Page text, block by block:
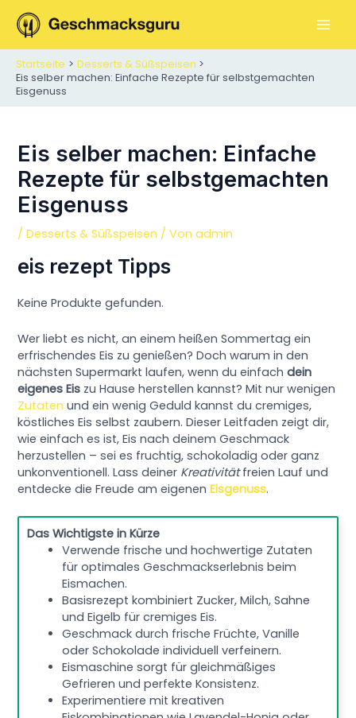
Inhalt
springen
M
Startseite
Desserts & Süßspeisen
Eis selber machen: Einfache Rezepte für selbstgemachten
Eisgenuss
Eis selber machen: Einfache
Rezepte für selbstgemachten
Eisgenuss
/Desserts & Süßspeisen / Vonadmin
eis rezept Tipps
Keine Produkte gefunden.
Wer liebt es nicht, an einem heißen Sommertag ein
erfrischendes Eis zu genießen? Doch warum in den
nächsten Supermarkt laufen, wenn du einfachdein
eigenes Eis zu Hause herstellen kannst? Mit nur wenigen
Zutaten und ein wenig Geduld kannst du cremiges,
köstliches Eis selbst zaubern. Dieser Leitfaden zeigt dir,
wie einfach es ist, Eis nach deinem Geschmack
herzustellen – sei es fruchtig, schokoladig oder ganz
unkonventionell. Lass deiner Kreativitätfreien Lauf und
entdecke die Freude am eigenenEisgenuss.
Das Wichtigste in Kürze
Verwende frische und hochwertige Zutaten
für optimales Geschmackserlebnis beim
Eismachen.
Basisrezept kombiniert Zucker, Milch, Sahne
und Eigelb für cremiges Eis.
Geschmack durch frische Früchte, Vanille
oder Schokolade individuell verfeinern.
Eismaschine sorgt für gleichmäßiges
Gefrieren und perfekte Konsistenz.
Experimentiere mit kreativen